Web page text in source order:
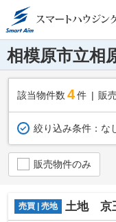
相模原市立相
該当物件数 4件 販
絞り込み条件： な
販売物件のみ
売買 | 売地 土地 京王相